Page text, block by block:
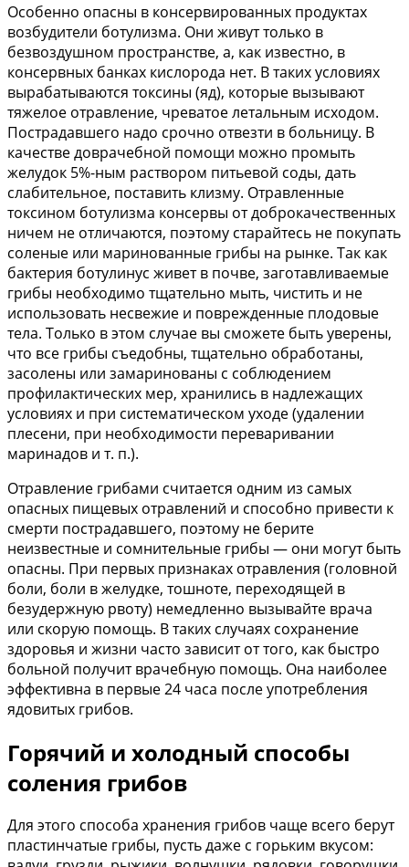
Особенно опасны в консервированных продуктах
возбудители ботулизма. Они живут только в
безвоздушном пространстве, а, как известно, в
консервных банках кислорода нет. В таких условиях
вырабатываются токсины (яд), которые вызывают
тяжелое отравление, чреватое летальным исходом.
Пострадавшего надо срочно отвезти в больницу. В
качестве доврачебной помощи можно промыть
желудок 5%-ным раствором питьевой соды, дать
слабительное, поставить клизму. Отравленные
токсином ботулизма консервы от доброкачественных
ничем не отличаются, поэтому старайтесь не покупать
соленые или маринованные грибы на рынке. Так как
бактерия ботулинус живет в почве, заготавливаемые
грибы необходимо тщательно мыть, чистить и не
использовать несвежие и поврежденные плодовые
тела. Только в этом случае вы сможете быть уверены,
что все грибы съедобны, тщательно обработаны,
засолены или замаринованы с соблюдением
профилактических мер, хранились в надлежащих
условиях и при систематическом уходе (удалении
плесени, при необходимости переваривании
маринадов и т. п.).
Отравление грибами считается одним из самых
опасных пищевых отравлений и способно привести к
смерти пострадавшего, поэтому не берите
неизвестные и сомнительные грибы — они могут быть
опасны. При первых признаках отравления (головной
боли, боли в желудке, тошноте, переходящей в
безудержную рвоту) немедленно вызывайте врача
или скорую помощь. В таких случаях сохранение
здоровья и жизни часто зависит от того, как быстро
больной получит врачебную помощь. Она наиболее
эффективна в первые 24 часа после употребления
ядовитых грибов.
Горячий и холодный способы
соления грибов
Для этого способа хранения грибов чаще всего берут
пластинчатые грибы, пусть даже с горьким вкусом: